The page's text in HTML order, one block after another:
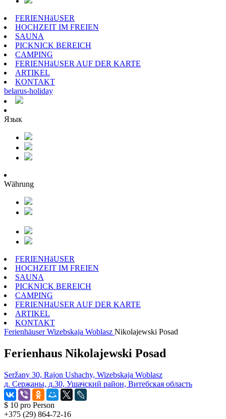
FERIENHäUSER
HOCHZEIT IM FREIEN
SAUNA
PICKNICK BEREICH
CAMPING
FERIENHäUSER AUF DER KARTE
ARTIKEL
KONTAKT
belarus-holiday
Язык
Währung
FERIENHäUSER
HOCHZEIT IM FREIEN
SAUNA
PICKNICK BEREICH
CAMPING
FERIENHäUSER AUF DER KARTE
ARTIKEL
KONTAKT
Ferienhäuser Wizebskaja Woblasz Nikolajewski Posad
Ferienhaus Nikolajewski Posad
Seržany 30, Rajon Ushachy, Wizebskaja Woblasz
д. Сержаны, д.30, Ушачский район, Витебская область
$ 10 pro Person
+375 (29) 864-72-16